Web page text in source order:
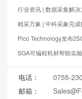
行业资讯 | 数据采集解
的应用
精采万象 | 中科采象完
Pico Technology发布
SGA可编程耗材帮助实
电话： 0755-
邮箱：